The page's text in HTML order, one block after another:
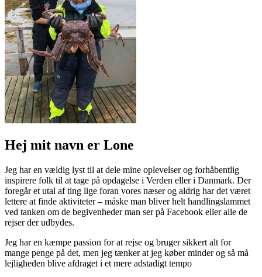
Hej mit navn er Lone
Jeg har en vældig lyst til at dele mine oplevelser og forhåbentlig
inspirere folk til at tage på opdagelse i Verden eller i Danmark. Der
foregår et utal af ting lige foran vores næser og aldrig har det været
lettere at finde aktiviteter – måske man bliver helt handlingslammet
ved tanken om de begivenheder man ser på Facebook eller alle de
rejser der udbydes.
Jeg har en kæmpe passion for at rejse og bruger sikkert alt for
mange penge på det, men jeg tænker at jeg køber minder og så må
lejligheden blive afdraget i et mere adstadigt tempo